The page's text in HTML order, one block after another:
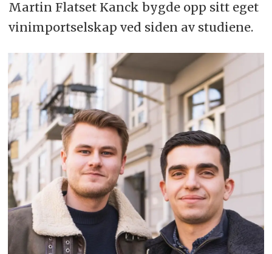
Martin Flatset Kanck bygde opp sitt eget
vinimportselskap ved siden av studiene.